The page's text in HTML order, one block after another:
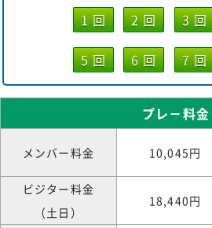
1 回
2 回 3 回
5 回 6 回 7 回
プレ－料金
メンバー料金 10,045円
ビジター料金
（土日）
18,440円